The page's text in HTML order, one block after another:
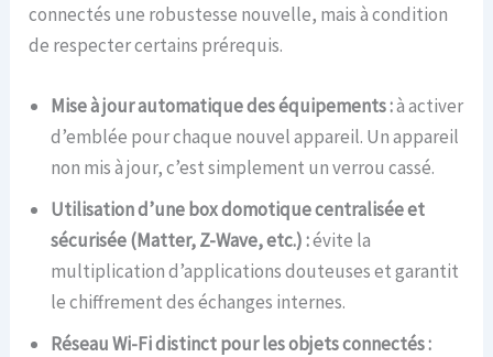
connectés une robustesse nouvelle, mais à condition
de respecter certains prérequis.
Mise à jour automatique des équipements :à activer
d’emblée pour chaque nouvel appareil. Un appareil
non mis à jour, c’est simplement un verrou cassé.
Utilisation d’une box domotique centralisée et
sécurisée (Matter, Z-Wave, etc.) :évite la
multiplication d’applications douteuses et garantit
le chiffrement des échanges internes.
Réseau Wi-Fi distinct pour les objets connectés :